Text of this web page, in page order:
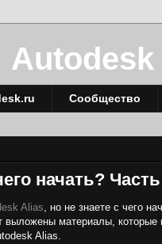
Autodesk
Сообщество
начать?
Alias , но не знаете с чего
материалы, которые
Alias.